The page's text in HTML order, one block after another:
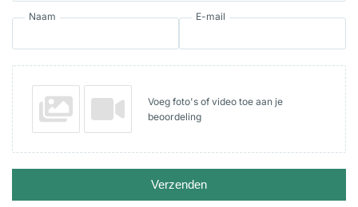
Naam E-mail
Voeg foto's of video toe aan je
beoordeling
Verzenden